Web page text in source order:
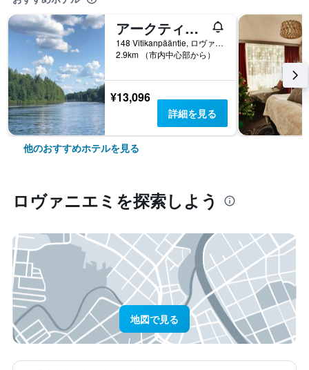
アークティック リゾート デライト
148 Vitikanpääntie, ロヴァニエミ, ラップランド, フィンランド
2.9km （市内中心部から）
¥13,096
詳細を見る
他のおすすめホテルを見る
ロヴァニエミ​を探索しよう
地図で見る